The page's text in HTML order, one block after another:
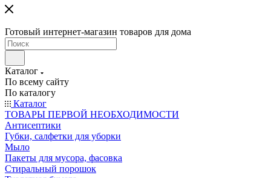
Готовый интернет-магазин товаров для дома
Каталог
По всему сайту
По каталогу
Каталог
ТОВАРЫ ПЕРВОЙ НЕОБХОДИМОСТИ
Антисептики
Губки, салфетки для уборки
Мыло
Пакеты для мусора, фасовка
Стиральный порошок